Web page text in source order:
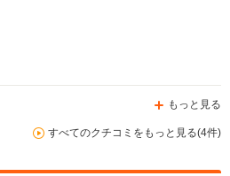
もっと見る
すべてのクチコミをもっと見る(4件)